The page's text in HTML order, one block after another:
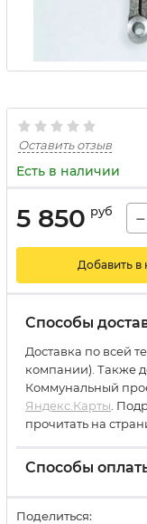
Оставить отзыв
Есть в наличии
5 850 руб −
Добавить в
Способы
Доставка по всей
компании). Также
Коммунальный
Яндекс.Карты .
прочитать на
Способы
Поделиться: